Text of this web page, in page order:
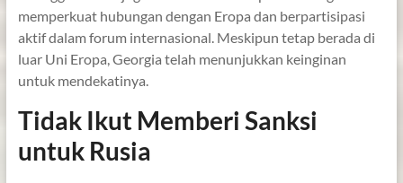
memperkuat hubungan dengan Eropa dan berpartisipasi
aktif dalam forum internasional. Meskipun tetap berada di
luar Uni Eropa, Georgia telah menunjukkan keinginan
untuk mendekatinya.
Tidak Ikut Memberi Sanksi
untuk Rusia